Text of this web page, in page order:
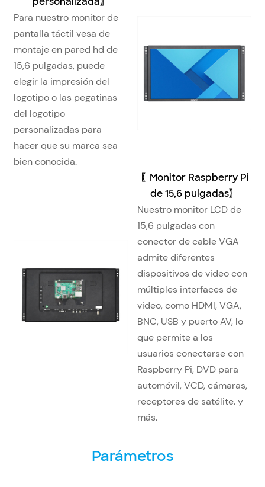
Para nuestro monitor de
pantalla táctil vesa de
montaje en pared hd de
15,6 pulgadas, puede
elegir la impresión del
logotipo o las pegatinas
del logotipo
personalizadas para
hacer que su marca sea
bien conocida.
〖 Monitor Raspberry Pi
de 15,6 pulgadas〗
Nuestro monitor LCD de
15,6 pulgadas con
conector de cable VGA
admite diferentes
dispositivos de video con
múltiples interfaces de
video, como HDMI, VGA,
BNC, USB y puerto AV, lo
que permite a los
usuarios conectarse con
Raspberry Pi, DVD para
automóvil, VCD, cámaras,
receptores de satélite. y
más.
Parámetros